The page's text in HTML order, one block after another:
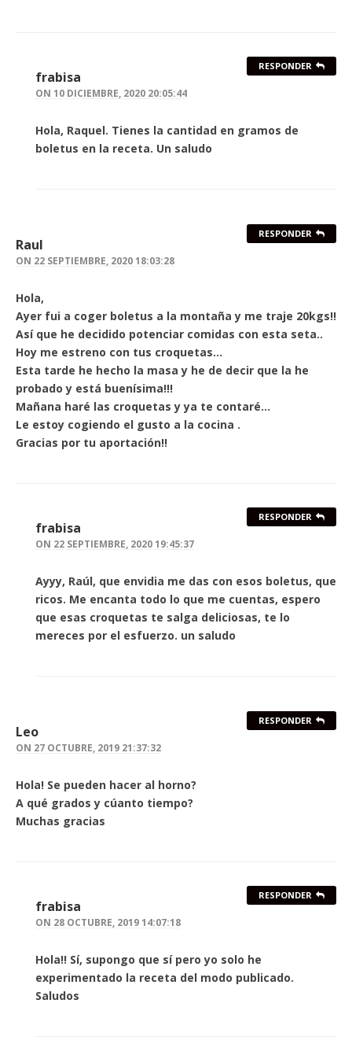
frabisa
ON 10 DICIEMBRE, 2020 20:05:44
Hola, Raquel. Tienes la cantidad en gramos de
boletus en la receta. Un saludo
RESPONDER
Raul
ON 22 SEPTIEMBRE, 2020 18:03:28
Hola,
Ayer fui a coger boletus a la montaña y me traje 20kgs!!
Así que he decidido potenciar comidas con esta seta..
Hoy me estreno con tus croquetas…
Esta tarde he hecho la masa y he de decir que la he
probado y está buenísima!!!
Mañana haré las croquetas y ya te contaré…
Le estoy cogiendo el gusto a la cocina .
Gracias por tu aportación!!
RESPONDER
frabisa
ON 22 SEPTIEMBRE, 2020 19:45:37
Ayyy, Raúl, que envidia me das con esos boletus, que
ricos. Me encanta todo lo que me cuentas, espero
que esas croquetas te salga deliciosas, te lo
mereces por el esfuerzo. un saludo
RESPONDER
Leo
ON 27 OCTUBRE, 2019 21:37:32
Hola! Se pueden hacer al horno?
A qué grados y cúanto tiempo?
Muchas gracias
RESPONDER
frabisa
ON 28 OCTUBRE, 2019 14:07:18
Hola!! Sí, supongo que sí pero yo solo he
experimentado la receta del modo publicado.
Saludos
RESPONDER